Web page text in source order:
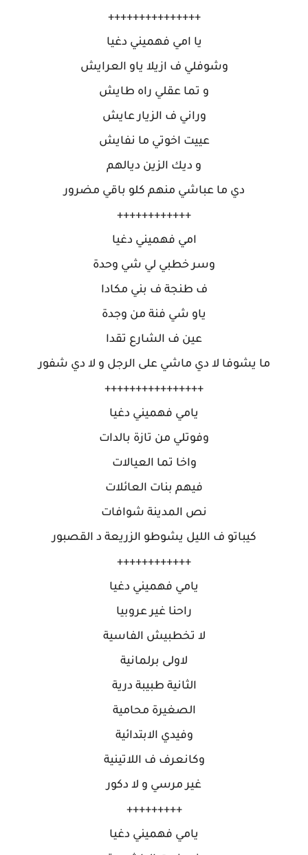
+++++++++++++++
يا امي فهميني دغيا
وشوفلي ف ازيلا ياو العرايش
و تما عقلي راه طايش
وراني ف الزيار عايش
عييت اخوتي ما نفايش
و ديك الزين ديالهم
دي ما عباشي منهم كلو باقي مضرور
++++++++++++
امي فهميني دغيا
وسر خطبي لي شي وحدة
ف طنجة ف بني مكادا
ياو شي فنة من وجدة
عين ف الشارع تقدا
ما يشوفا لا دي ماشي على الرجل و لا دي شفور
++++++++++++++++
يامي فهميني دغيا
وفوتلي من تازة بالدات
واخا تما العيالات
فيهم بنات العائلات
نص المدينة شوافات
كيباتو ف الليل يشوطو الزريعة د القصبور
++++++++++++
يامي فهميني دغيا
راحنا غير عروبيا
لا تخطبيش الفاسية
لاولى برلمانية
الثانية طبيبة درية
الصغيرة محامية
وفيدي الابتدائية
وكانعرف ف اللاتينية
غير مرسي و لا دكور
+++++++++
يامي فهميني دغيا